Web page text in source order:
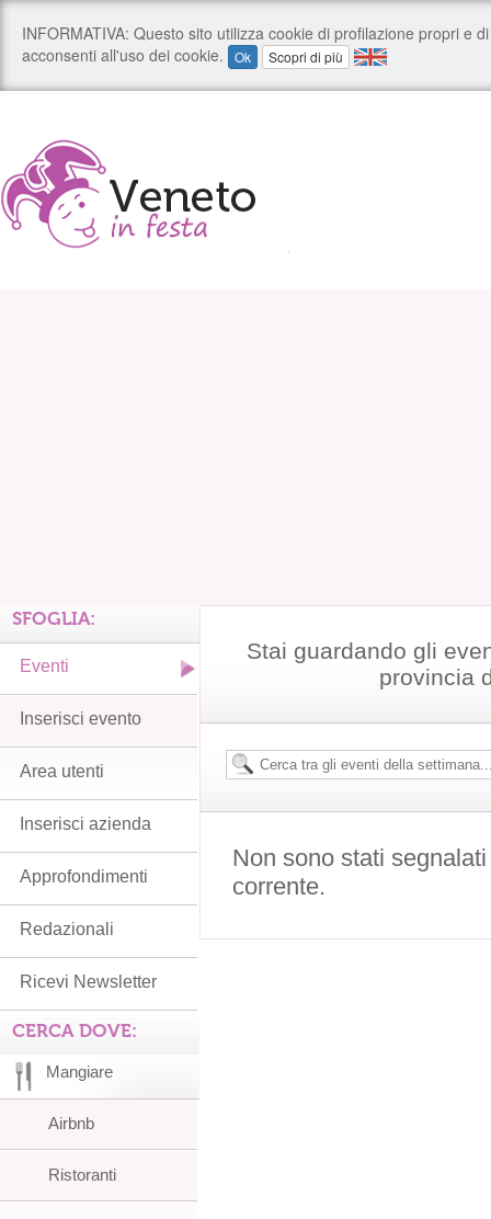
Stai guardando gli
provincia
Non sono stati
corrente.
SFOGLIA:
Eventi
Inserisci evento
Area utenti
Inserisci azienda
Approfondimenti
Redazionali
Ricevi Newsletter
CERCA DOVE:
Mangiare
Airbnb
Ristoranti